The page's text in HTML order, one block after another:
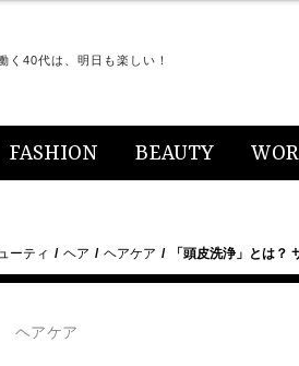
く40代は、明日も楽しい！
FASHION BEAUTY
ーティ ヘア ヘアケア 「頭皮洗浄」とは
ヘアケア